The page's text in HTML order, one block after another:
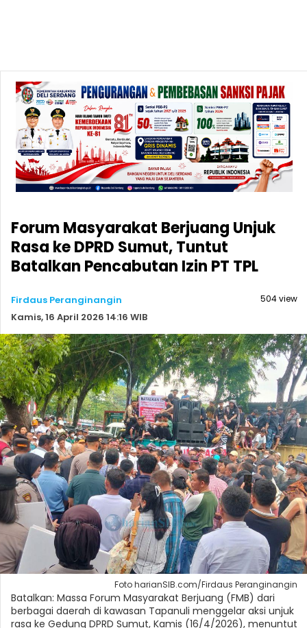
Forum Masyarakat Berjuang Unjuk
Rasa ke DPRD Sumut, Tuntut
Batalkan Pencabutan Izin PT TPL
Firdaus Peranginangin
Kamis, 16 April 2026 14:16 WIB
504 view
Foto harianSIB.com/Firdaus Peranginangin
Batalkan: Massa Forum Masyarakat Berjuang (FMB) dari
berbagai daerah di kawasan Tapanuli menggelar aksi unjuk
rasa ke Gedung DPRD Sumut, Kamis (16/4/2026), menuntut